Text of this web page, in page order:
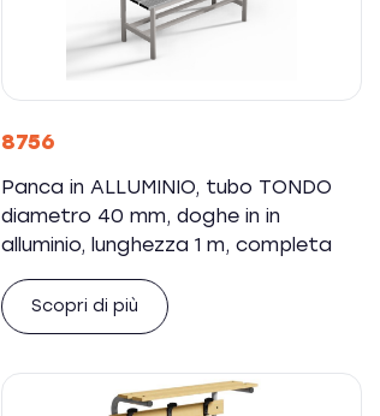
8756
Panca in ALLUMINIO, tubo TONDO
diametro 40 mm, doghe in in
alluminio, lunghezza 1 m, completa
Scopri di più